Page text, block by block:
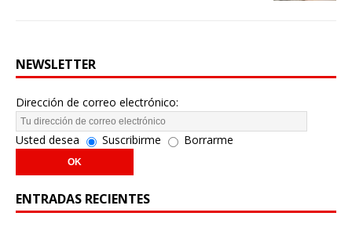
NEWSLETTER
Dirección de correo electrónico:
Usted desea Suscribirme Borrarme
ENTRADAS RECIENTES